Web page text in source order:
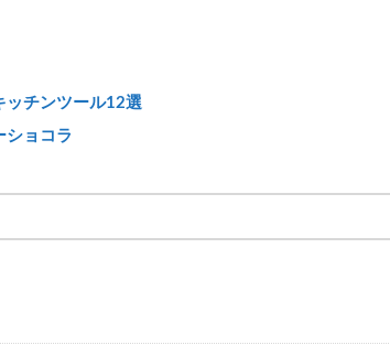
ッチンツール12選
ショコラ